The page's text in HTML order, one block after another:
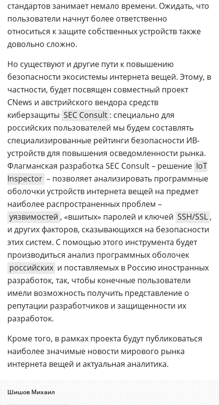
стандартов занимает немало времени. Ожидать, что
пользователи начнут более ответственно
относиться к защите собственных устройств также
довольно сложно.
Но существуют и другие пути к повышению
безопасности экосистемы интернета вещей. Этому, в
частности, будет посвящен совместный проект
CNews и австрийского вендора средств
киберзащиты SEC Consult : специально для
российских пользователей мы будем составлять
специализированные рейтинги безопасности ИВ-
устройств для повышения осведомленности рынка.
Флагманская разработка SEC Consult – решение IoT
Inspector – позволяет анализировать программные
оболочки устройств интернета вещей на предмет
наиболее распространенных проблем –
уязвимостей , «вшитых» паролей и ключей SSH/SSL ,
и других факторов, сказывающихся на безопасности
этих систем. С помощью этого инструмента будет
производиться анализ программных оболочек
российских и поставляемых в Россию иностранных
разработок, так, чтобы конечные пользователи
имели возможность получить представление о
репутации разработчиков и защищенности их
разработок.
Кроме того, в рамках проекта будут публиковаться
наиболее значимые новости мирового рынка
интернета вещей и актуальная аналитика.
Шишов Михаил